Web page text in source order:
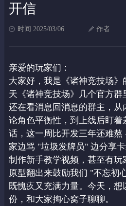
开信
时间 2025/03/06 作者
亲爱的玩家们：
大家好，我是《诸神竞技场
天《诸神竞技场》几个官方群
还在看消息回消息的群主，从
论角色平衡性，到上线后盯着
话，这一周比开发三年还难
家边骂 "垃圾发牌 员" 边分享
制作新手教学视频，甚至有玩
原型翻出来鼓励我们 "不忘初
既愧疚又充满力量。今天，想
份，和大家掏心窝子聊聊。